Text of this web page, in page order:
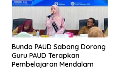
Bunda PAUD Sabang Dorong
Guru PAUD Terapkan
Pembelajaran Mendalam